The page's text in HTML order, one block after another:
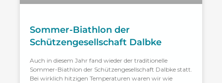
Sommer-Biathlon der
Schützengesellschaft Dalbke
Auch in diesem Jahr fand wieder der traditionelle
Sommer-Biathlon der Schützengesellschaft Dalbke statt.
Bei wirklich hitzigen Temperaturen waren wir wie